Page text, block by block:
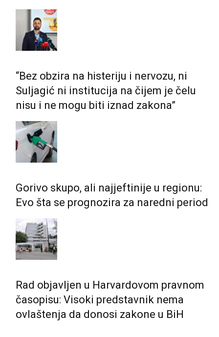
“Bez obzira na histeriju i nervozu, ni
Suljagić ni institucija na čijem je čelu
nisu i ne mogu biti iznad zakona”
Gorivo skupo, ali najjeftinije u regionu:
Evo šta se prognozira za naredni period
Rad objavljen u Harvardovom pravnom
časopisu: Visoki predstavnik nema
ovlaštenja da donosi zakone u BiH